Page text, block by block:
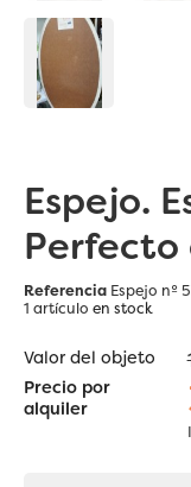
Espejo.
Perfecto
Referencia Espejo nº
1 artículo en stock
Valor del objeto
Precio por
alquiler